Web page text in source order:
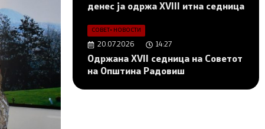
денес ја одржа XVIII итна седница
СОВЕТ• НОВОСТИ
20.07.2026 14:27
Одржана XVII седница на Советот
на Општина Радовиш